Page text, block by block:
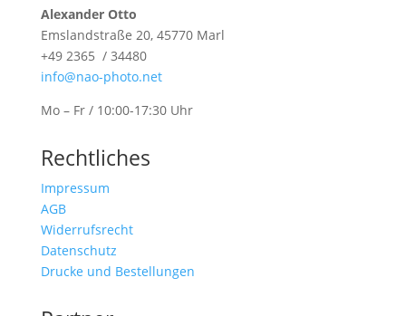
Alexander Otto
Emslandstraße 20, 45770 Marl
+49 2365 / 34480
info@nao-photo.net
Mo – Fr / 10:00-17:30 Uhr
Rechtliches
Impressum
AGB
Widerrufsrecht
Datenschutz
Drucke und Bestellungen